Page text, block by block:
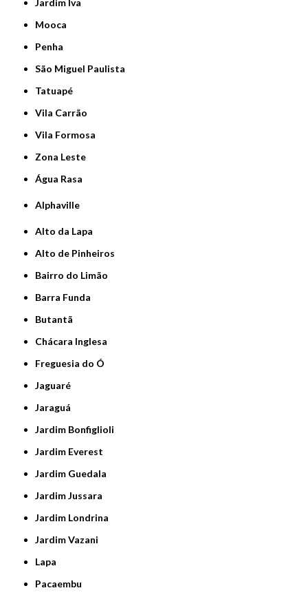
Mooca
Penha
São Miguel Paulista
Tatuapé
Vila Carrão
Vila Formosa
Zona Leste
Água Rasa
Alphaville
Alto da Lapa
Alto de Pinheiros
Bairro do Limão
Barra Funda
Butantã
Chácara Inglesa
Freguesia do Ó
Jaguaré
Jaraguá
Jardim Bonfiglioli
Jardim Everest
Jardim Guedala
Jardim Jussara
Jardim Londrina
Jardim Vazani
Lapa
Pacaembu